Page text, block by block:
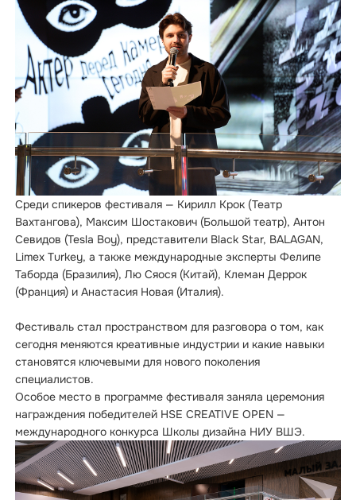
Среди спикеров фестиваля — Кирилл Крок (Театр
Вахтангова), Максим Шостакович (Большой театр), Антон
Севидов (Tesla Boy), представители Black Star, BALAGAN,
Limex Turkey, а также международные эксперты Фелипе
Таборда (Бразилия), Лю Сяося (Китай), Клеман Деррок
(Франция) и Анастасия Новая (Италия).
Фестиваль стал пространством для разговора о том, как
сегодня меняются креативные индустрии и какие навыки
становятся ключевыми для нового поколения
специалистов.
Особое место в программе фестиваля заняла церемония
награждения победителей HSE CREATIVE OPEN —
международного конкурса Школы дизайна НИУ ВШЭ.